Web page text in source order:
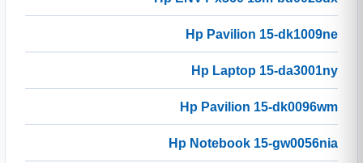
Hp Pavilion 15-dk1009ne
Hp Laptop 15-da3001ny
Hp Pavilion 15-dk0096wm
Hp Notebook 15-gw0056nia